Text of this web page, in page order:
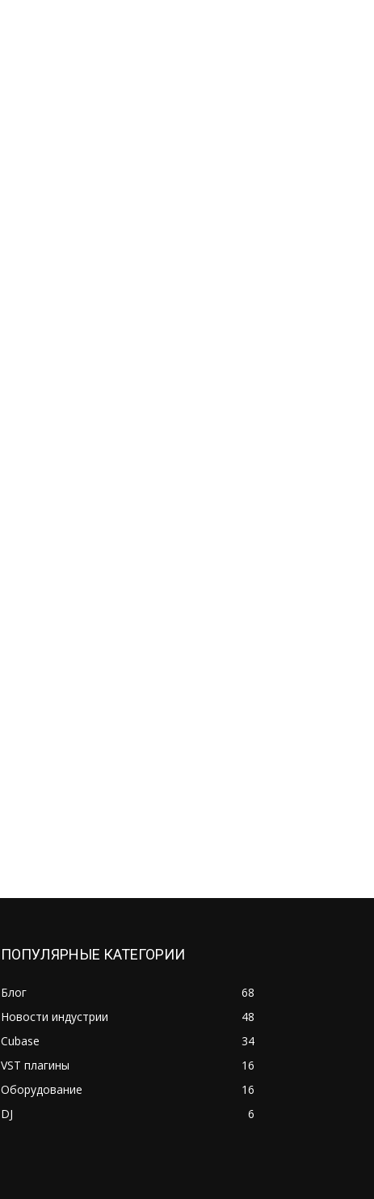
ПОПУЛЯРНЫЕ КАТЕГОРИИ
Блог
68
Новости индустрии
48
Cubase
34
VST плагины
16
Оборудование
16
DJ
6